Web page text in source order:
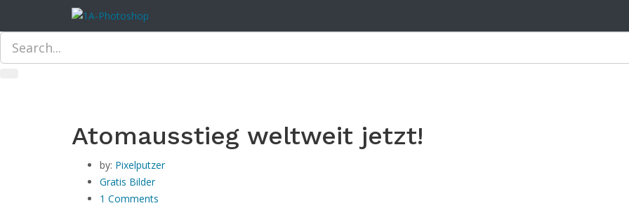
Atomausstieg weltweit jetzt!
by: Pixelputzer
Gratis Bilder
1 Comments